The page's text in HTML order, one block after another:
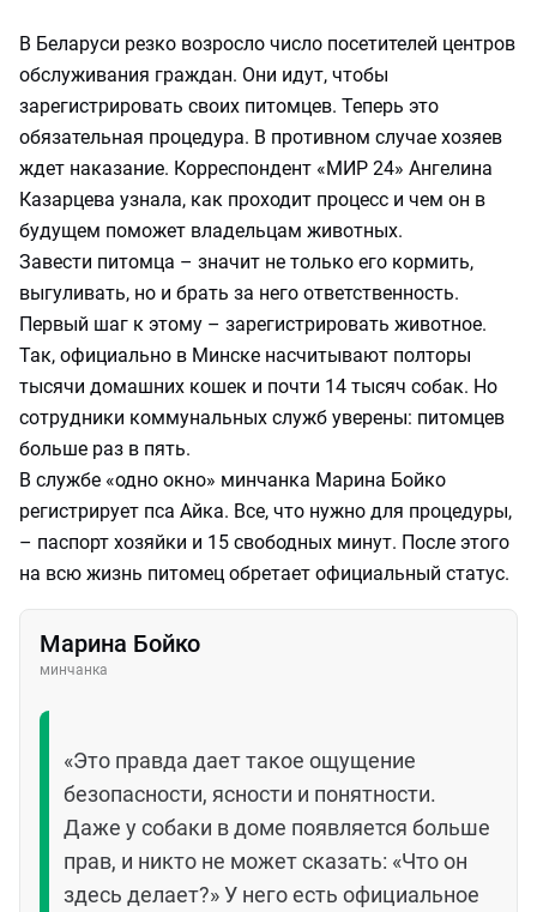
В Беларуси резко возросло число посетителей центров
обслуживания граждан. Они идут, чтобы
зарегистрировать своих питомцев. Теперь это
обязательная процедура. В противном случае хозяев
ждет наказание. Корреспондент «МИР 24» Ангелина
Казарцева узнала, как проходит процесс и чем он в
будущем поможет владельцам животных.
Завести питомца – значит не только его кормить,
выгуливать, но и брать за него ответственность.
Первый шаг к этому – зарегистрировать животное.
Так, официально в Минске насчитывают полторы
тысячи домашних кошек и почти 14 тысяч собак. Но
сотрудники коммунальных служб уверены: питомцев
больше раз в пять.
В службе «одно окно» минчанка Марина Бойко
регистрирует пса Айка. Все, что нужно для процедуры,
– паспорт хозяйки и 15 свободных минут. После этого
на всю жизнь питомец обретает официальный статус.
Марина Бойко
минчанка
«Это правда дает такое ощущение
безопасности, ясности и понятности.
Даже у собаки в доме появляется больше
прав, и никто не может сказать: «Что он
здесь делает?» У него есть официальное